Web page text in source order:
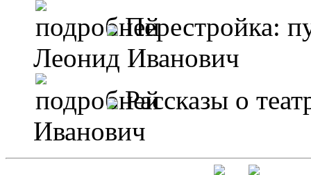
Перестройка:
Леонид Иванович
Рассказы о
Иванович